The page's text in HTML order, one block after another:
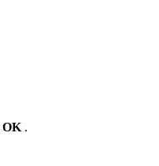
OK .